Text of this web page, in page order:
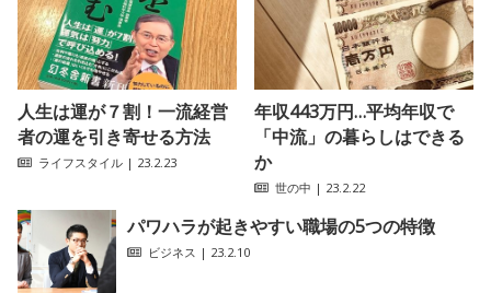
人生は運が７割！一流経営
者の運を引き寄せる方法
ライフスタイル | 23.2.23
年収443万円…平均年収で
「中流」の暮らしはできる
か
世の中 | 23.2.22
パワハラが起きやすい職場の5つの特徴
ビジネス | 23.2.10